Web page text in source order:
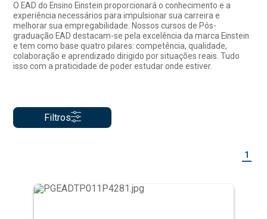
O EAD do Ensino Einstein proporcionará o conhecimento e a
experiência necessários para impulsionar sua carreira e
melhorar sua empregabilidade. Nossos cursos de Pós-
graduação EAD destacam-se pela excelência da marca Einstein
e tem como base quatro pilares: competência, qualidade,
colaboração e aprendizado dirigido por situações reais. Tudo
isso com a praticidade de poder estudar onde estiver.
Filtros
1